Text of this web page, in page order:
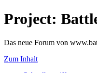
Project:
Das neue Forum von
Zum Inhalt